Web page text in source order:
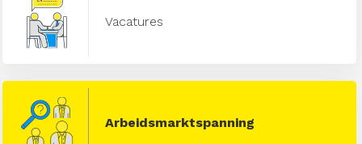
Vacatures
Arbeidsmarktspanning